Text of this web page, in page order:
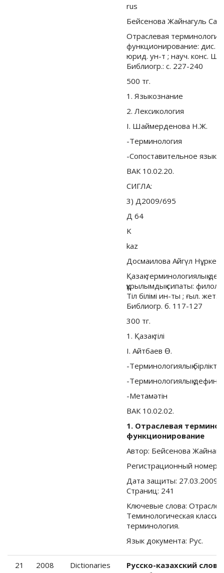
rus
Бейсенова Жайнагуль
Отраслевая
функционирование: дис.
юрид. ун-т ; науч. конс.
Библиогр.: с. 227-240
500 тг.
1. Языкознание
2. Лексикология
I. Шаймерденова Н.Ж.
-Терминология
-Сопоставительное
ВАК 10.02.20.
СИГЛА:
3) Д2009/695
Д 64
K
kaz
Досмаилова Айгүл
Қазақ терминологиялық
құрылымдық сипаты:
Тiл бiлiмi ин-ты ; ғыл. жет.
Библиогр. б. 117-127
300 тг.
1. Қазақ тiлi
I. Айтбаев Ө.
-Терминологиялық
-Терминологиялық
-Метамәтiн
ВАК 10.02.02.
1. Отраслевая
функционирование
Автор: Бейсенова
Регистрационный номер:
Дата защиты: 27.03.2009
Страниц: 241
Ключевые слова:
Теминологическая
терминология.
Язык документа: Рус.
21 2008 Dictionaries
Русско-казахский